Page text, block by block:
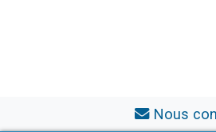
Nous